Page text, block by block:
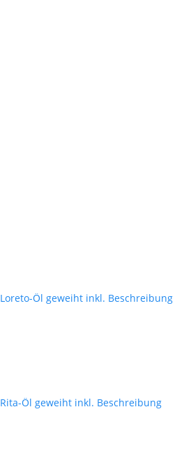
Loreto-Öl geweiht inkl. Beschreibung
Rita-Öl geweiht inkl. Beschreibung